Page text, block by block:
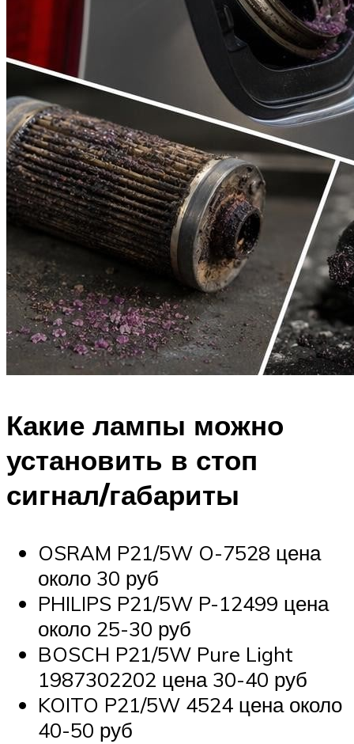
Какие лампы можно
установить в стоп
сигнал/габариты
OSRAM P21/5W O-7528 цена
около 30 руб
PHILIPS P21/5W P-12499 цена
около 25-30 руб
BOSCH P21/5W Pure Light
1987302202 цена 30-40 руб
KOITO P21/5W 4524 цена около
40-50 руб